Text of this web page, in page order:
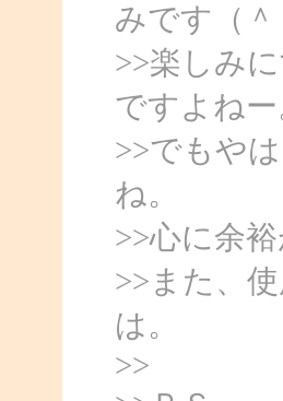
みです（＾
>>楽しみ
ですよねー
>>でもや
ね。
>>心に余
>>また、
は。
>>